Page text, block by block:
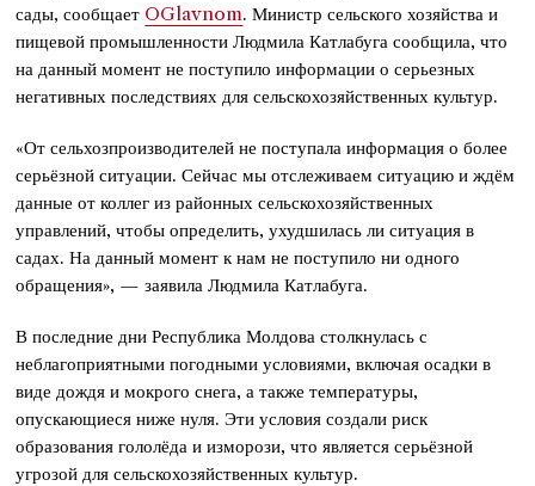
сады, сообщает OGlavnom. Министр сельского хозяйства и
пищевой промышленности Людмила Катлабуга сообщила, что
на данный момент не поступило информации о серьезных
негативных последствиях для сельскохозяйственных культур.
«От сельхозпроизводителей не поступала информация о более
серьёзной ситуации. Сейчас мы отслеживаем ситуацию и ждём
данные от коллег из районных сельскохозяйственных
управлений, чтобы определить, ухудшилась ли ситуация в
садах. На данный момент к нам не поступило ни одного
обращения», — заявила Людмила Катлабуга.
В последние дни Республика Молдова столкнулась с
неблагоприятными погодными условиями, включая осадки в
виде дождя и мокрого снега, а также температуры,
опускающиеся ниже нуля. Эти условия создали риск
образования гололёда и изморози, что является серьёзной
угрозой для сельскохозяйственных культур.